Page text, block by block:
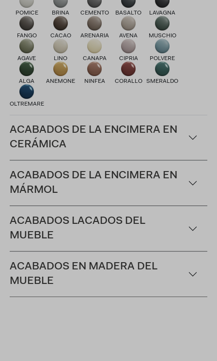
POMICE BRINA CEMENTO BASALTO LAVAGNA
FANGO CACAO ARENARIA AVENA MUSCHIO
AGAVE LINO CANAPA CIPRIA POLVERE
ALGA ANEMONE NINFEA CORALLO SMERALDO
OLTREMARE
ACABADOS DE LA ENCIMERA EN
CERÁMICA
ACABADOS DE LA ENCIMERA EN
MÁRMOL
ACABADOS LACADOS DEL
MUEBLE
ACABADOS EN MADERA DEL
MUEBLE